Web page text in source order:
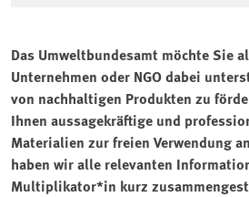
Das Umweltbundesamt möchte Sie
Unternehmen oder NGO dabei
von nachhaltigen Produkten zu
Ihnen aussagekräftige und
Materialien zur freien Verwendung
haben wir alle relevanten
Multiplikator*in kurz